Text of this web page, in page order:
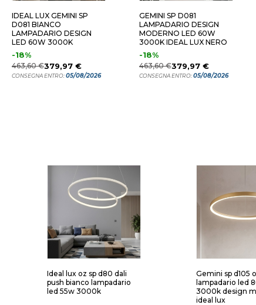
IDEAL LUX GEMINI SP
D081 BIANCO
LAMPADARIO DESIGN
LED 60W 3000K
-18%
463,60 €379,97 €
CONSEGNA ENTRO:05/08/2026
GEMINI SP D081
LAMPADARIO DESIGN
MODERNO LED 60W
3000K IDEAL LUX NERO
-18%
463,60 €379,97 €
CONSEGNA ENTRO:05/08/2026
Ideal lux oz sp d80 dali
push bianco lampadario
led 55w 3000k
Gemini sp d105
lampadario led
3000k design
ideal lux